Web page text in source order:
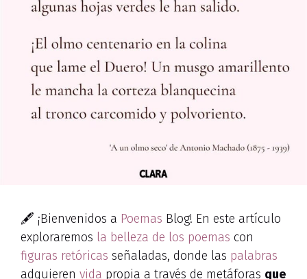
🖋️ ¡Bienvenidos a Poemas Blog! En este artículo
exploraremos la belleza de los poemas con
figuras retóricas señaladas, donde las palabras
adquieren vida propia a través de metáforas que